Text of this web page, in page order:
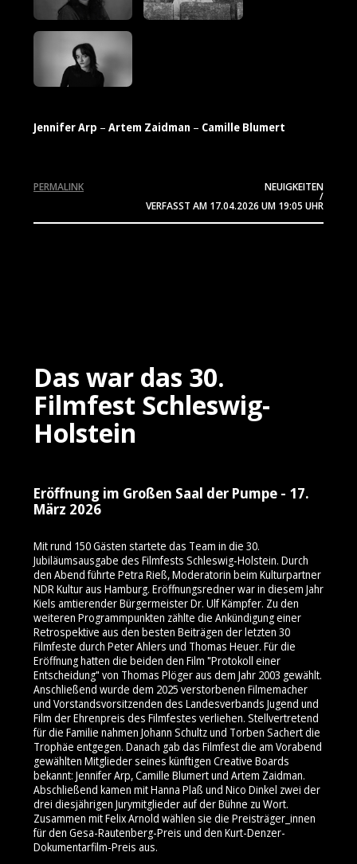
Jennifer Arp – Artem Zaidman – Camille Blumert
NEUIGKEITEN
/
VERFASST AM 17.04.2026 UM 19:05 UHR
PERMALINK
Das war das 30.
Filmfest Schleswig-
Holstein
Eröffnung im Großen Saal der Pumpe - 17.
März 2026
Mit rund 150 Gästen startete das Team in die 30.
Jubiläumsausgabe des Filmfests Schleswig-Holstein. Durch
den Abend führte Petra Rieß, Moderatorin beim Kulturpartner
NDR Kultur aus Hamburg. Eröffnungsredner war in diesem Jahr
Kiels amtierender Bürgermeister Dr. Ulf Kämpfer. Zu den
weiteren Programmpunkten zählte die Ankündigung einer
Retrospektive aus den besten Beiträgen der letzten 30
Filmfeste durch Peter Ahlers und Thomas Heuer. Für die
Eröffnung hatten die beiden den Film "Protokoll einer
Entscheidung" von Thomas Plöger aus dem Jahr 2003 gewählt.
Anschließend wurde dem 2025 verstorbenen Filmemacher
und Vorstandsvorsitzenden des Landesverbands Jugend und
Film der Ehrenpreis des Filmfestes verliehen. Stellvertretend
für die Familie nahmen Johann Schultz und Torben Sachert die
Trophäe entgegen. Danach gab das Filmfest die am Vorabend
gewählten Mitglieder seines künftigen Creative Boards
bekannt: Jennifer Arp, Camille Blumert und Artem Zaidman.
Abschließend kamen mit Hanna Plaß und Nico Dinkel zwei der
drei diesjährigen Jurymitglieder auf der Bühne zu Wort.
Zusammen mit Felix Arnold wählen sie die Preisträger_innen
für den Gesa-Rautenberg-Preis und den Kurt-Denzer-
Dokumentarfilm-Preis aus.